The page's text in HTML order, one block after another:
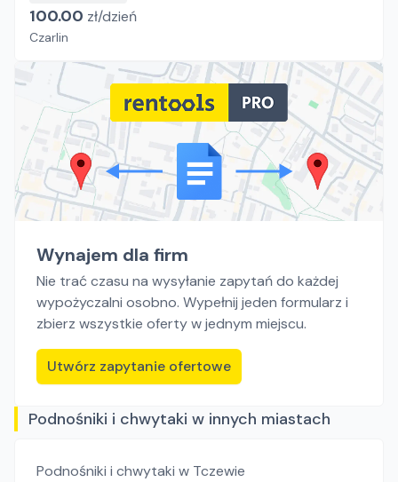
100.00 zł/dzień
Czarlin
Wynajem dla firm
Nie trać czasu na wysyłanie zapytań do każdej
wypożyczalni osobno. Wypełnij jeden formularz i
zbierz wszystkie oferty w jednym miejscu.
Utwórz zapytanie ofertowe
Podnośniki i chwytaki w innych miastach
Podnośniki i chwytaki w Tczewie